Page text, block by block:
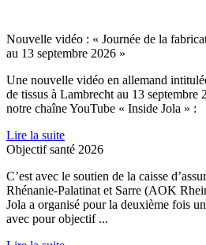
Nouvelle vidéo : « Journée de la
au 13 septembre 2026 »
Une nouvelle vidéo en allemand
de tissus à Lambrecht au 13 septembre
notre chaîne YouTube « Inside Jola » :
Lire la suite
Objectif santé 2026
C’est avec le soutien de la caisse
Rhénanie-Palatinat et Sarre (AOK
Jola a organisé pour la deuxième fois
avec pour objectif ...